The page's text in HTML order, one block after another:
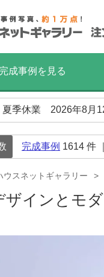
完成事例を見る
夏季休業 2026年8月
完成事例 1614 件
ウスネットギャラリー
ザインとモ